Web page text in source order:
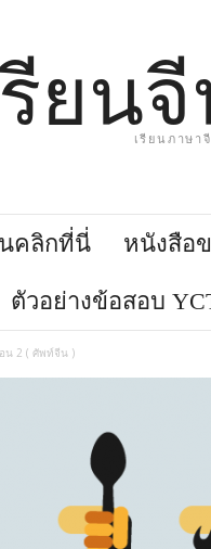
รียนเรียนภาษา
คลิกที่นี่ หนังสือ
ตัวอย่างข้อสอบ
อน 2 ( ศัพท์จีน )